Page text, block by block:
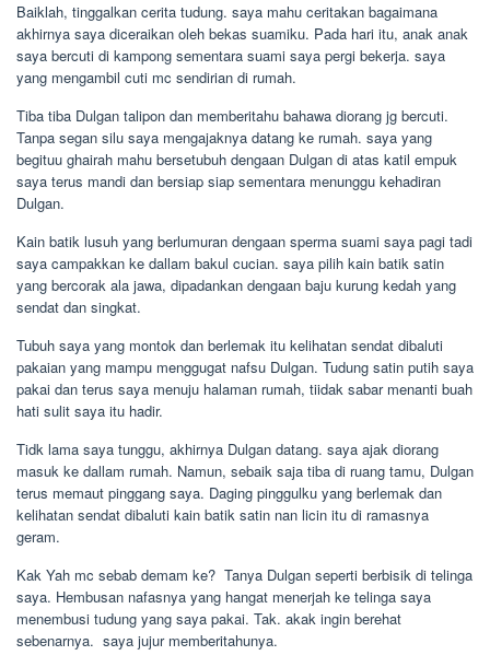
Baiklah, tinggalkan cerita tudung. saya mahu ceritakan bagaimana
akhirnya saya diceraikan oleh bekas suamiku. Pada hari itu, anak anak
saya bercuti di kampong sementara suami saya pergi bekerja. saya
yang mengambil cuti mc sendirian di rumah.
Tiba tiba Dulgan talipon dan memberitahu bahawa diorang jg bercuti.
Tanpa segan silu saya mengajaknya datang ke rumah. saya yang
begituu ghairah mahu bersetubuh dengaan Dulgan di atas katil empuk
saya terus mandi dan bersiap siap sementara menunggu kehadiran
Dulgan.
Kain batik lusuh yang berlumuran dengaan sperma suami saya pagi tadi
saya campakkan ke dallam bakul cucian. saya pilih kain batik satin
yang bercorak ala jawa, dipadankan dengaan baju kurung kedah yang
sendat dan singkat.
Tubuh saya yang montok dan berlemak itu kelihatan sendat dibaluti
pakaian yang mampu menggugat nafsu Dulgan. Tudung satin putih saya
pakai dan terus saya menuju halaman rumah, tiidak sabar menanti buah
hati sulit saya itu hadir.
Tidk lama saya tunggu, akhirnya Dulgan datang. saya ajak diorang
masuk ke dallam rumah. Namun, sebaik saja tiba di ruang tamu, Dulgan
terus memaut pinggang saya. Daging pinggulku yang berlemak dan
kelihatan sendat dibaluti kain batik satin nan licin itu di ramasnya
geram.
Kak Yah mc sebab demam ke?  Tanya Dulgan seperti berbisik di telinga
saya. Hembusan nafasnya yang hangat menerjah ke telinga saya
menembusi tudung yang saya pakai. Tak. akak ingin berehat
sebenarnya.  saya jujur memberitahunya.